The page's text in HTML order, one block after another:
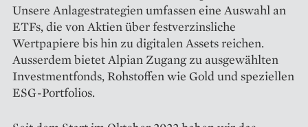
Unsere Anlagestrategien umfassen eine Auswahl an
ETFs, die von Aktien über festverzinsliche
Wertpapiere bis hin zu digitalen Assets reichen.
Ausserdem bietet Alpian Zugang zu ausgewählten
Investmentfonds, Rohstoffen wie Gold und speziellen
ESG-Portfolios.